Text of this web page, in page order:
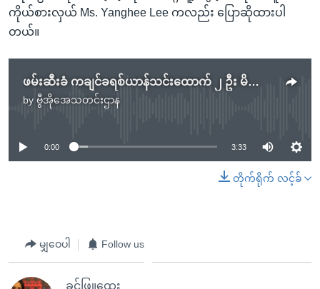
ကိုယ်စားလှယ် Ms. Yanghee Lee ကလည်း ပြောဆိုထားပါ
တယ်။
ဖမ်းဆီးခံ ကချင်ခရစ်ယာန်သင်းထောက် ၂ ဦး မိသားစုနဲ့ တွေ့ခွင့်ရ
by ဗွီအိုအေသတင်းဌာန
No media source currently available
0:00 3:33
တိုက်ရိုက် လင့်ခ်
မျှဝေပါ Follow us
ခင်ဖြူထွေး